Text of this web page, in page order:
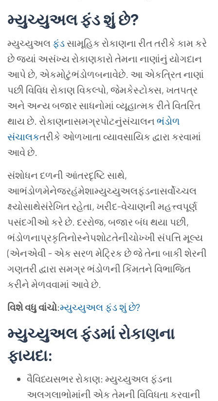
મ્યુચ્યુઅલ ફંડ શું છે?
મ્યુચ્યુઅલફંડ સામૂહિક રોકાણના રીત તરીકે કામ કરે
છે જ્યાં અસંખ્ય રોકાણકારો તેમના નાણાંનું યોગદાન
આપે છે, એકમોટુંભંડોળબનાવેછે. આ એકત્રિત નાણાં
પછી વિવિધ રોકાણ વિકલ્પો, જેમકેસ્ટોક્સ, ખતપત્ર
અને અન્ય બજાર સાધનોમાં વ્યૂહાત્મક રીતે વિતરિત
થાય છે. રોકાણનાસમગ્રપોટનુંસંચાલન ભંડોળ
સંચાલકતરીકે ઓળખાતા વ્યાવસાયિક દ્વારા કરવામાં
આવે છે.
સંશોધન દળની આંતરદૃષ્ટિ સાથે,
આભંડોળમેનેજરહંમેશામ્યુચ્યુઅલફંડનાસર્વોચ્ચલ
ક્ષ્યોસાથેસંરેખિત રહેતા, ખરીદ-વેચાણની મહત્ત્વપૂર્ણ
પસંદગીઓ કરે છે. દરરોજ, બજાર બંધ થયા પછી,
ભંડોળનાપ્રકૃતિનોસ્નેપશોટતેનીચોખ્ખી સંપત્તિ મૂલ્ય
(એનએવી - એક સરળ મેટ્રિક છે જે તેના બાકી શેરની
ગણતરી દ્વારા સમગ્ર ભંડોળની કિંમતને વિભાજિત
કરીને મેળવવામાં આવે છે.
વિશે વધુ વાંચો:મ્યુચ્યુઅલ ફંડ શું છે?
મ્યુચ્યુઅલ ફંડમાં રોકાણના
ફાયદા:
વૈવિધ્યસભર રોકાણ: મ્યુચ્યુઅલ ફંડના
અલગલાભોમાંની એક તેમની વિવિધતા કરવાની